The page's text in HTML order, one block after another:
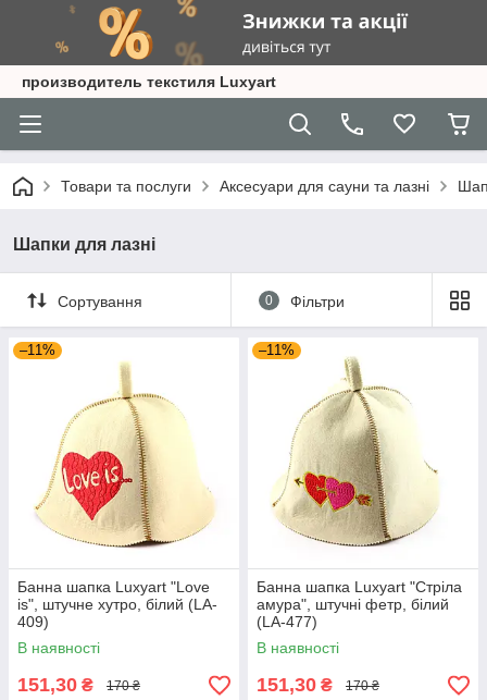
производитель текстиля Luxyart
Товари та послуги Аксесуари для сауни та лазні
Шапки для лазні
Сортування 0 Фільтри
–11%
Банна шапка Luxyart "Love
is", штучне хутро, білий (LA-
409)
В наявності
151,30 ₴ 170 ₴
–11%
Банна шапка Luxyart "Стріла
амура", штучні фетр, білий
(LA-477)
В наявності
151,30 ₴ 170 ₴